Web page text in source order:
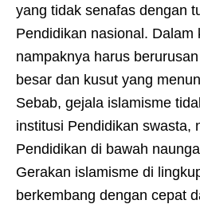
yang tidak senafas dengan
Pendidikan nasional. Dalam
nampaknya harus
besar dan kusut yang
Sebab, gejala islamisme
institusi Pendidikan swasta,
Pendidikan di bawah
Gerakan islamisme di
berkembang dengan cepat